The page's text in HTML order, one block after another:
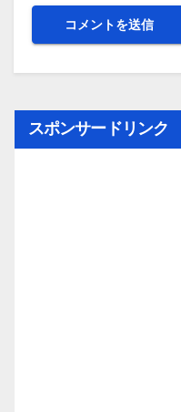
スポンサードリンク